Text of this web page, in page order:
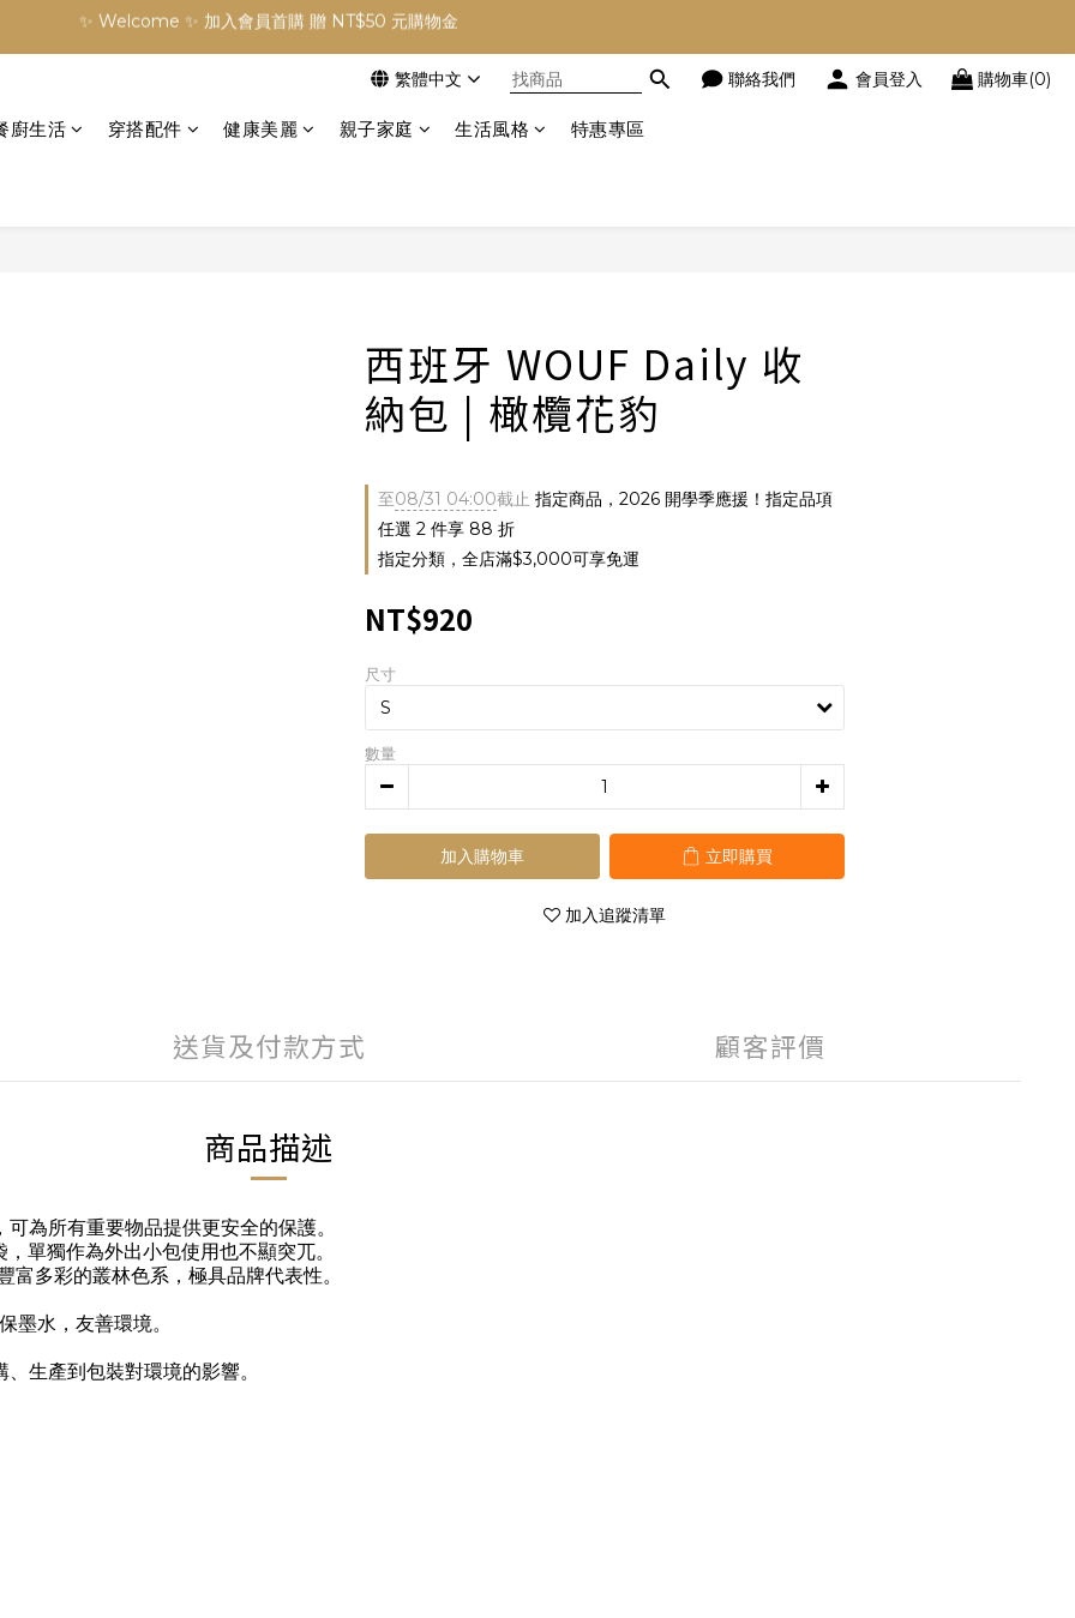
✨ Welcome ✨ 加入會員首購 贈 NT$50 元購物金
繁體中文 聯絡我們 會員登入 購物車(0)
廚生活 穿搭配件 健康美麗 親子家庭 生活風格 特惠專區
西班牙 WOUF Daily 收
納包 | 橄欖花豹
至08/31 04:00截止 指定商品，2026 開學季應援！指定品項
任選 2 件享 88 折
指定分類，全店滿$3,000可享免運
NT$920
尺寸
數量
加入購物車 立即購買
加入追蹤清單
送貨及付款方式 顧客評價
商品描述
可為所有重要物品提供更安全的保護。
，單獨作為外出小包使用也不顯突兀。
多彩的叢林色系，極具品牌代表性。
水，友善環境。
生產到包裝對環境的影響。